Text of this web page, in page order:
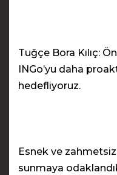
Tuğçe Bora Kılıç:
INGo’yu daha
hedefliyoruz.
Esnek ve
sunmaya